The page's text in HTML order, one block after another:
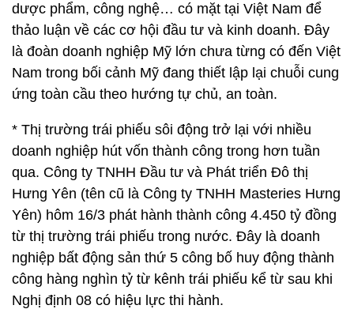
dược phẩm, công nghệ… có mặt tại Việt Nam để
thảo luận về các cơ hội đầu tư và kinh doanh. Đây
là đoàn doanh nghiệp Mỹ lớn chưa từng có đến Việt
Nam trong bối cảnh Mỹ đang thiết lập lại chuỗi cung
ứng toàn cầu theo hướng tự chủ, an toàn.
* Thị trường trái phiếu sôi động trở lại với nhiều
doanh nghiệp hút vốn thành công trong hơn tuần
qua. Công ty TNHH Đầu tư và Phát triển Đô thị
Hưng Yên (tên cũ là Công ty TNHH Masteries Hưng
Yên) hôm 16/3 phát hành thành công 4.450 tỷ đồng
từ thị trường trái phiếu trong nước. Đây là doanh
nghiệp bất động sản thứ 5 công bố huy động thành
công hàng nghìn tỷ từ kênh trái phiếu kể từ sau khi
Nghị định 08 có hiệu lực thi hành.